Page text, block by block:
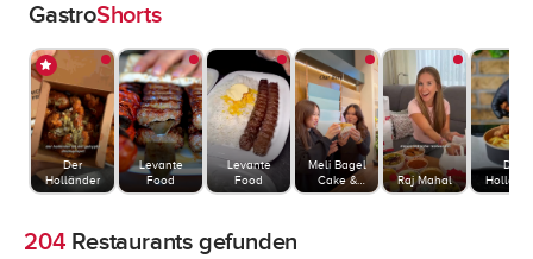
GastroShorts
Der
Holländer
Levante
Food
Levante
Food
Meli Bagel
Cake &
Flowers
Raj Mahal
Der
204 Restaurants gefunden